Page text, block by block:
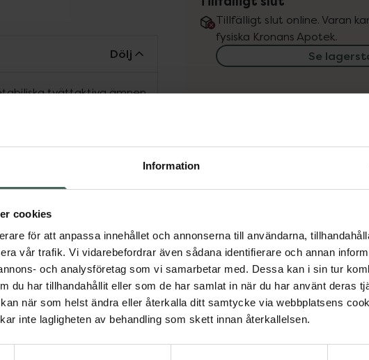
Information
cookies
för att anpassa innehållet och annonserna till användarna,
vår trafik. Vi vidarebefordrar även sådana identifierare och annan
och analysföretag som vi samarbetar med. Dessa kan i sin tur
du har tillhandahållit eller som de har samlat in när du har använt deras
när som helst ändra eller återkalla ditt samtycke via webbplatsens
inte lagligheten av behandling som skett innan återkallelsen.
Tillfälligt slut online. Varan
fysiska Kronans Apotek.
Se
Fler produkter från Föllinge
Aktuella erbjudanden
Dölj
tvättaktiva ämnen
men tvätttar effektivt
mångårig traditionell
egenskaper.
doft.
Visa